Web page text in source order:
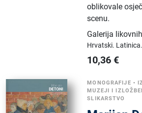
oblikovale
scenu.
Galerija
Hrvatski. Latinica.
10,36 €
MONOGRAFIJE •
MUZEJI I
SLIKARSTVO